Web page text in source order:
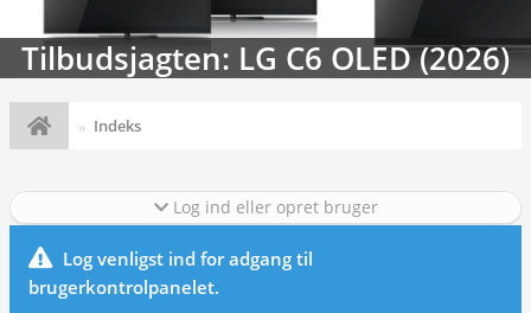
Tilbudsjagten: LG C6 OLED (2026)
Indeks
Log ind eller opret bruger
Log venligst ind for adgang til
brugerkontrolpanelet.